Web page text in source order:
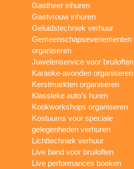
Gastheer inhuren
Gastvrouw inhuren
Geluidstechniek verhuur
Gemeenschapsevenementen
organiseren
Juwelenservice voor bruiloften
Karaoke-avonden organiseren
Kerstmarkten organiseren
Klassieke auto’s huren
Kookworkshops organiseren
Kostuums voor speciale
gelegenheden verhuren
Lichttechniek verhuur
Live band voor bruiloften
Live performances boeken